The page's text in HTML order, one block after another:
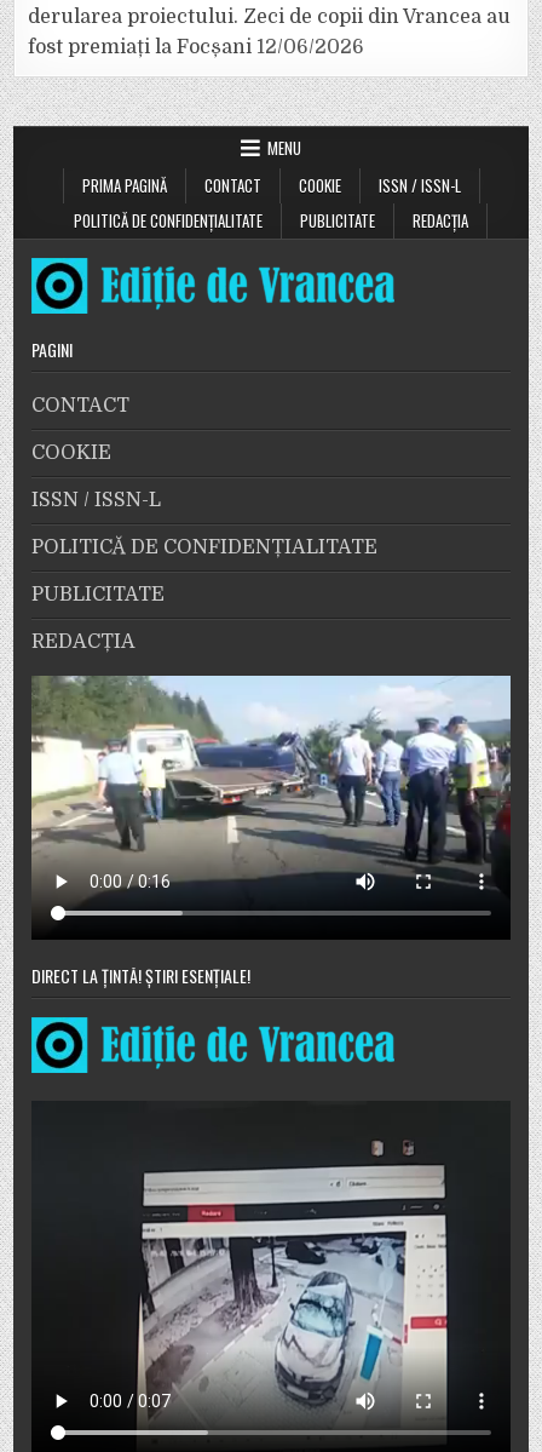
derularea proiectului. Zeci de copii din Vrancea au
fost premiați la Focșani 12/06/2026
MENU
PRIMA PAGINĂ
CONTACT COOKIE
ISSN / ISSN-L
POLITICĂ DE CONFIDENȚIALITATE
PUBLICITATE REDACȚIA
PAGINI
CONTACT
COOKIE
ISSN / ISSN-L
POLITICĂ DE CONFIDENȚIALITATE
PUBLICITATE
REDACȚIA
DIRECT LA ȚINTĂ! ȘTIRI ESENȚIALE!